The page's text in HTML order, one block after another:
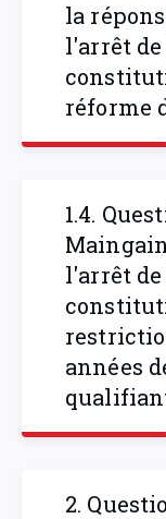
la
l'arrêt de
réforme
1.4.
l'arrêt de
années
2.